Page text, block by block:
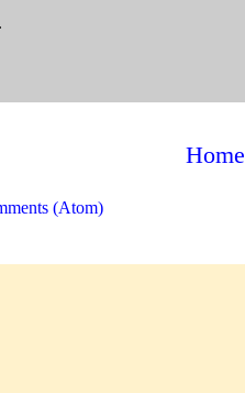
Home
(Atom)